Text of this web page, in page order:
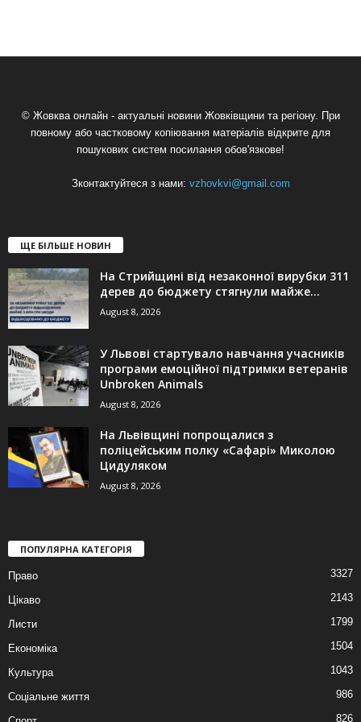
© Жовква онлайн - актуальні новини Жовківщини та регіону. При
повному або частковому копіювання матеріалів відкрите для
пошукових систем посилання обов'язкове!
Зконтактуйтеся з нами: vzhovkvi@gmail.com
ЩЕ БІЛЬШЕ НОВИН
На Стрийщині від незаконної вирубки 311
дерев до бюджету стягнули майже...
August 8, 2026
У Львові стартувало навчання учасників
програми емоційної підтримки ветеранів
Unbroken Animals
August 8, 2026
На Львівщині попрощалися з
поліцейським полку «Сафарі» Миколою
Цидуляком
August 8, 2026
ПОПУЛЯРНА КАТЕГОРІЯ
Право 3327
Цікаво 2143
Листи 1799
Економіка 1504
Культура 1043
Соціальне життя 986
826